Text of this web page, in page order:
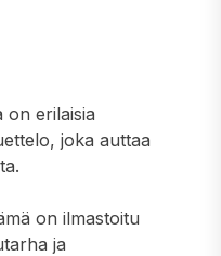
on erilaisia
joka auttaa
on ilmastoitu
ja